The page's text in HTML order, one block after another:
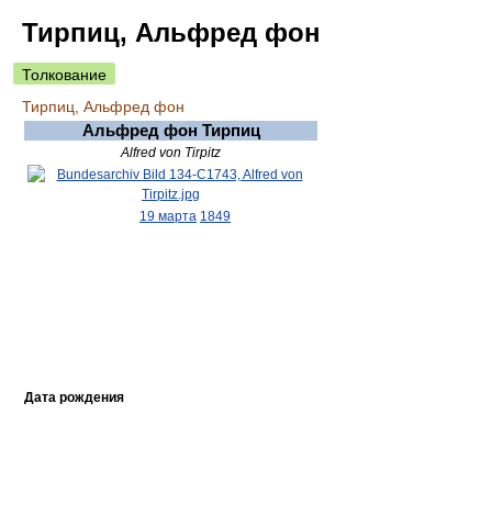
Тирпиц, Альфред фон
Толкование
Тирпиц, Альфред фон
Альфред фон Тирпиц
Alfred von Tirpitz
Дата рождения
19 марта 1849